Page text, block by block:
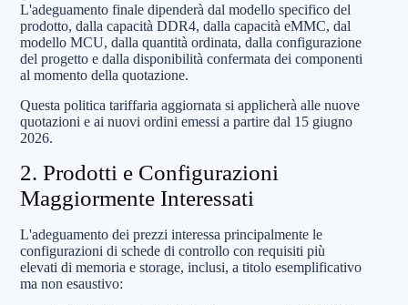
L'adeguamento finale dipenderà dal modello specifico del
prodotto, dalla capacità DDR4, dalla capacità eMMC, dal
modello MCU, dalla quantità ordinata, dalla configurazione
del progetto e dalla disponibilità confermata dei componenti
al momento della quotazione.
Questa politica tariffaria aggiornata si applicherà alle nuove
quotazioni e ai nuovi ordini emessi a partire dal 15 giugno
2026.
2. Prodotti e Configurazioni
Maggiormente Interessati
L'adeguamento dei prezzi interessa principalmente le
configurazioni di schede di controllo con requisiti più
elevati di memoria e storage, inclusi, a titolo esemplificativo
ma non esaustivo: